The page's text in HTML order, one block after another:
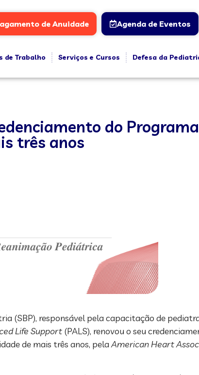
de Anuidade Agenda de Eventos
de Trabalho Serviços e Cursos
Defesa da
do
três anos
(SBP), responsável pela capacitação de
Life Support (PALS), renovou o seu
de mais três anos, pelaAmerican Heart